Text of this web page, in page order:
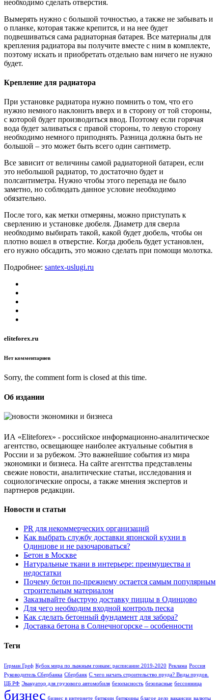
необходимо сделать отверстия.
Вымерять нужно с большой точностью, а также не забывать и
о планке, которая также крепится, и на нее будет
подвешиваться сама радиаторная батарея. Все материалы для
крепления радиатора вы получите вместе с ним в комплекте,
поэтому искать и приобретать отдельно вам ничего не нужно
будет.
Крепление для радиатора
При установке радиатора нужно помнить о том, что его
нужно немного наклонить вверх и в сторону от той стороны,
с которой будет производиться ввод. Поэтому если горячая
вода будет заливаться с правой стороны, то левую сторону
необходимо немного приподнять. Разница должна быть не
большой – это может быть всего один сантиметр.
Все зависит от величины самой радиаторной батареи, если
это небольшой радиатор, то достаточно будет и
полсантиметра. Нужно чтобы этого перепада не было
заметно, но соблюдать данное условие необходимо
обязательно.
После того, как метки отмеряны, можно приступать к
сверлению и установке дюбеля. Диаметр для сверла
необходимо выбирать такой, какой будет дюбель, чтобы он
плотно вошел в отверстие. Когда дюбель будет установлен,
его нужно обсадить, это можно сделать при помощи молотка.
Подробнее: santex-uslugi.ru
eliteforex.ru
Нет комментариев
Sorry, the comment form is closed at this time.
Об издании
ИА «Eliteforex» - российское информационно-аналитическое
агентство, освещающее наиболее актуальные события в
России и за рубежом. Это важнейшие события из мира
экономики и бизнеса. На сайте агентства представлены
свежие новости, аналитические статьи, исследования и
социологические опросы, а также мнения экспертов и
партнеров редакции.
Новости и статьи
PR для некоммерческих организаций
Как выбрать службу доставки японской кухни в
Одинцове и не разочароваться?
Бетон в Москве
Натуральные ткани в интерьере: преимущества и
недостатки
Почему бетон по-прежнему остается самым популярным
строительным материалом
Заказывайте быструю доставку пиццы в Одинцово
Для чего необходим входной контроль песка
Как сделать бетонный фундамент для забора?
Доставка бетона в Солнечногорске – особенности
Теги
Герман Греф Кубок мира по лыжным гонкам: расписание 2019-2020 Реклама Россия
Руководитель Сбербанка Сбербанк С чего начать строительство пруда? Виды прудов.
ЦБ РФ Эвакуатор для грузового автомобиля безопасность безопасные бессонница
бизнес бизнес в интернете биткоин биткоины благое дело вакансии валюты